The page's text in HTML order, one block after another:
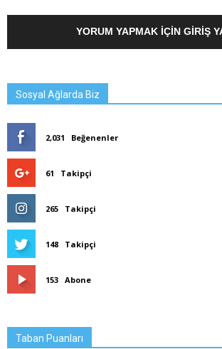
YORUM YAPMAK İÇIN GIRIŞ
Sosyal Ağlarda Biz
2,031 Beğenenler
61 Takipçi
265 Takipçi
148 Takipçi
153 Abone
Taban Puanları